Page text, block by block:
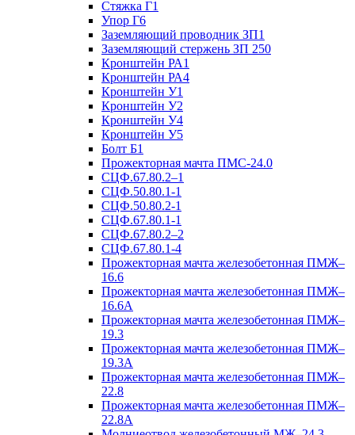
Стяжка Г1
Упор Г6
Заземляющий проводник ЗП1
Заземляющий стержень ЗП 250
Кронштейн РА1
Кронштейн РА4
Кронштейн У1
Кронштейн У2
Кронштейн У4
Кронштейн У5
Болт Б1
Прожекторная мачта ПМС-24.0
СЦФ.67.80.2–1
СЦФ.50.80.1-1
СЦФ.50.80.2-1
СЦФ.67.80.1-1
СЦФ.67.80.2–2
СЦФ.67.80.1-4
Прожекторная мачта железобетонная ПМЖ–
16.6
Прожекторная мачта железобетонная ПМЖ–
16.6А
Прожекторная мачта железобетонная ПМЖ–
19.3
Прожекторная мачта железобетонная ПМЖ–
19.3А
Прожекторная мачта железобетонная ПМЖ–
22.8
Прожекторная мачта железобетонная ПМЖ–
22.8А